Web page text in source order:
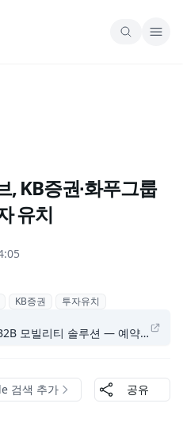
KB증권∙화푸그룹
유치
KB증권 투자유치
모빌리티 솔루션 — 예약·배차·정
검색 추가 공유